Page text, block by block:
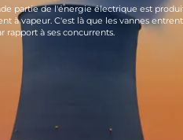
partie de l'énergie électrique est
à vapeur. C'est là que les vannes
rapport à ses concurrents.